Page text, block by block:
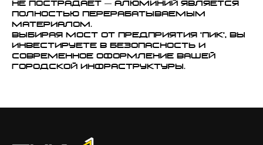
не пострадает — алюминий является
полностью перерабатываемым
материалом.
Выбирая мост от Предприятия 'ПИК', вы
инвестируете в безопасность и
современное оформление вашей
городской инфраструктуры.